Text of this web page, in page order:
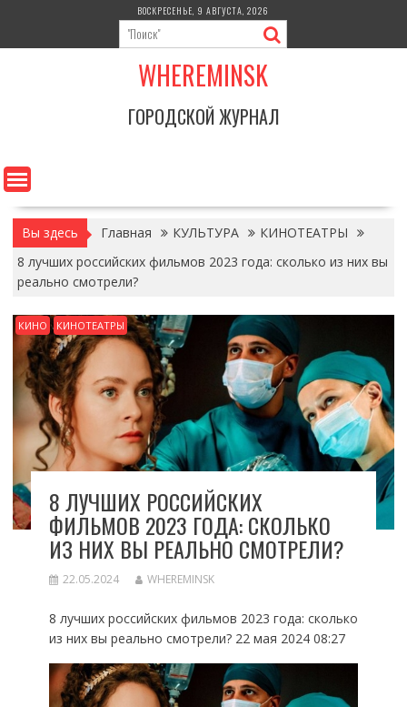
содержимому
ВОСКРЕСЕНЬЕ, 9 АВГУСТА, 2026
WHEREMINSK
ГОРОДСКОЙ ЖУРНАЛ
Вы здесь Главная КУЛЬТУРА
КИНОТЕАТРЫ
8 лучших российских фильмов 2023 года: сколько из них вы
реально смотрели?
КИНО КИНОТЕАТРЫ
8 ЛУЧШИХ РОССИЙСКИХ
ФИЛЬМОВ 2023 ГОДА: СКОЛЬКО
ИЗ НИХ ВЫ РЕАЛЬНО СМОТРЕЛИ?
22.05.2024 WHEREMINSK
8 лучших российских фильмов 2023 года: сколько
из них вы реально смотрели? 22 мая 2024 08:27